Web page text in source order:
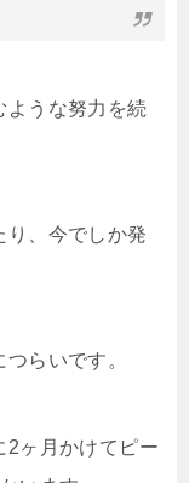
ような努力を続
り、今でしか発
らいです。
2ヶ月かけてピー